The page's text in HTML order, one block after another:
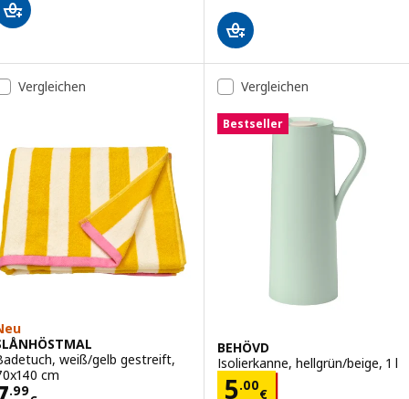
Vergleichen
weiß/gelb gestreift,
cm
.99
Vergleichen
Bestseller
BEHÖVD
Isolierkanne, hellgrün/beige, 1 l
5.00
€
Preis 5.00€